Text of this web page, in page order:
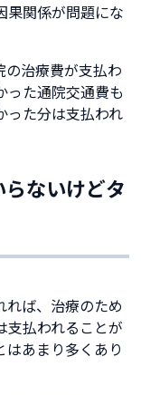
果関係が問題にな
の治療費が支払わ
った通院交通費も
った分は支払われ
ないけどタ
れば、治療のため
支払われることが
あまり多くあり